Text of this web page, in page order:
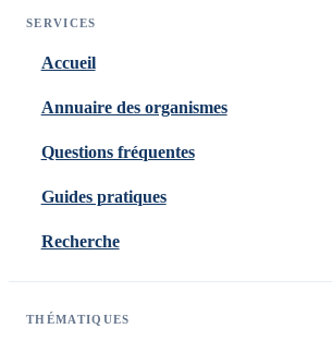
SERVICES
Accueil
Annuaire des organismes
Questions fréquentes
Guides pratiques
Recherche
THÉMATIQUES